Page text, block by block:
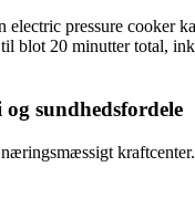
electric pressure cooker
blot 20 minutter total,
sundhedsfordele